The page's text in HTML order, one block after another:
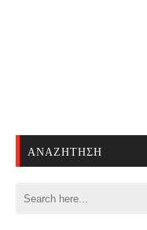
ΑΝΑΖΉΤΗΣΗ